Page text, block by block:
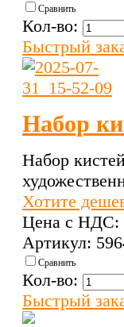
Сравнить
Кол-во:
Быстрый
Набор
Набор
Хотите
Цена с НДС:
Артикул:
Сравнить
Кол-во:
Быстрый